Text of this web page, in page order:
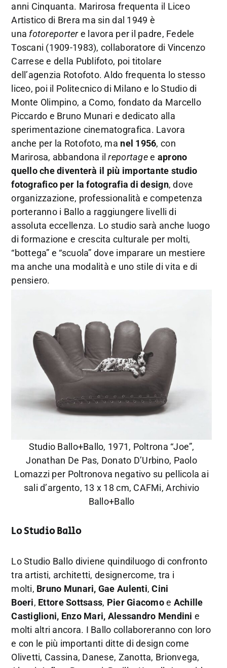
anni Cinquanta. Marirosa frequenta il Liceo
Artistico di Brera ma sin dal 1949 è
una fotoreportere lavora per il padre, Fedele
Toscani (1909-1983), collaboratore di Vincenzo
Carrese e della Publifoto, poi titolare
dell’agenzia Rotofoto. Aldo frequenta lo stesso
liceo, poi il Politecnico di Milano e lo Studio di
Monte Olimpino, a Como, fondato da Marcello
Piccardo e Bruno Munari e dedicato alla
sperimentazione cinematografica. Lavora
anche per la Rotofoto, ma nel 1956, con
Marirosa, abbandona ilreportagee aprono
quello che diventerà il più importante studio
fotografico per la fotografia di design, dove
organizzazione, professionalità e competenza
porteranno i Ballo a raggiungere livelli di
assoluta eccellenza. Lo studio sarà anche luogo
di formazione e crescita culturale per molti,
“bottega” e “scuola” dove imparare un mestiere
ma anche una modalità e uno stile di vita e di
pensiero.
Studio Ballo+Ballo, 1971, Poltrona “Joe”,
Jonathan De Pas, Donato D’Urbino, Paolo
Lomazzi per Poltronova negativo su pellicola ai
sali d’argento, 13 x 18 cm, CAFMi, Archivio
Ballo+Ballo
Lo Studio Ballo
Lo Studio Ballo diviene quindiluogo di confronto
tra artisti, architetti, designercome, tra i
molti, Bruno Munari, Gae Aulenti,Cini
Boeri, Ettore Sottsass, Pier Giacomoe Achille
Castiglioni, Enzo Mari, Alessandro Mendini e
molti altri ancora. I Ballo collaboreranno con loro
e con le più importanti ditte di design come
Olivetti, Cassina, Danese, Zanotta, Brionvega,